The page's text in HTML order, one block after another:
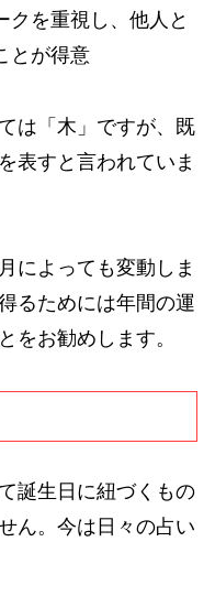
クを重視し、他人と
とが得意
は「木」ですが、既
表すと言われていま
によっても変動しま
るためには年間の運
をお勧めします。
誕生日に紐づくもの
ん。今は日々の占い